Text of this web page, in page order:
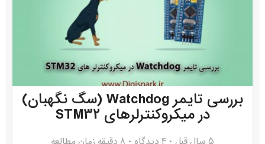
بررسی تایمر Watchdog (سگ نگهبان)
در میکروکنترلرهای STM32